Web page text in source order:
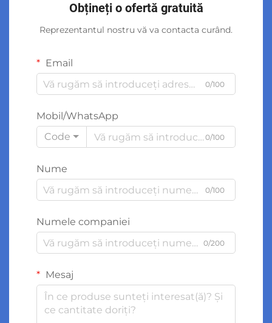
Obțineți o ofertă gratuită
Reprezentantul nostru vă va contacta curând.
Email
0/100
Mobil/WhatsApp
Code
0/100
Nume
0/100
Numele companiei
0/200
Mesaj